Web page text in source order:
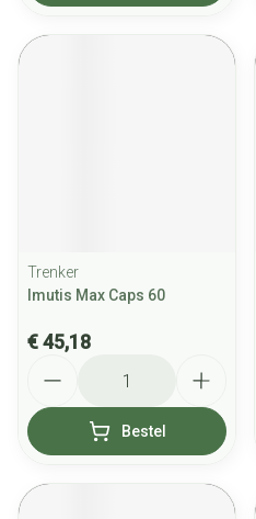
Trenker
Imutis Max Caps 60
€ 45,18
Bestel